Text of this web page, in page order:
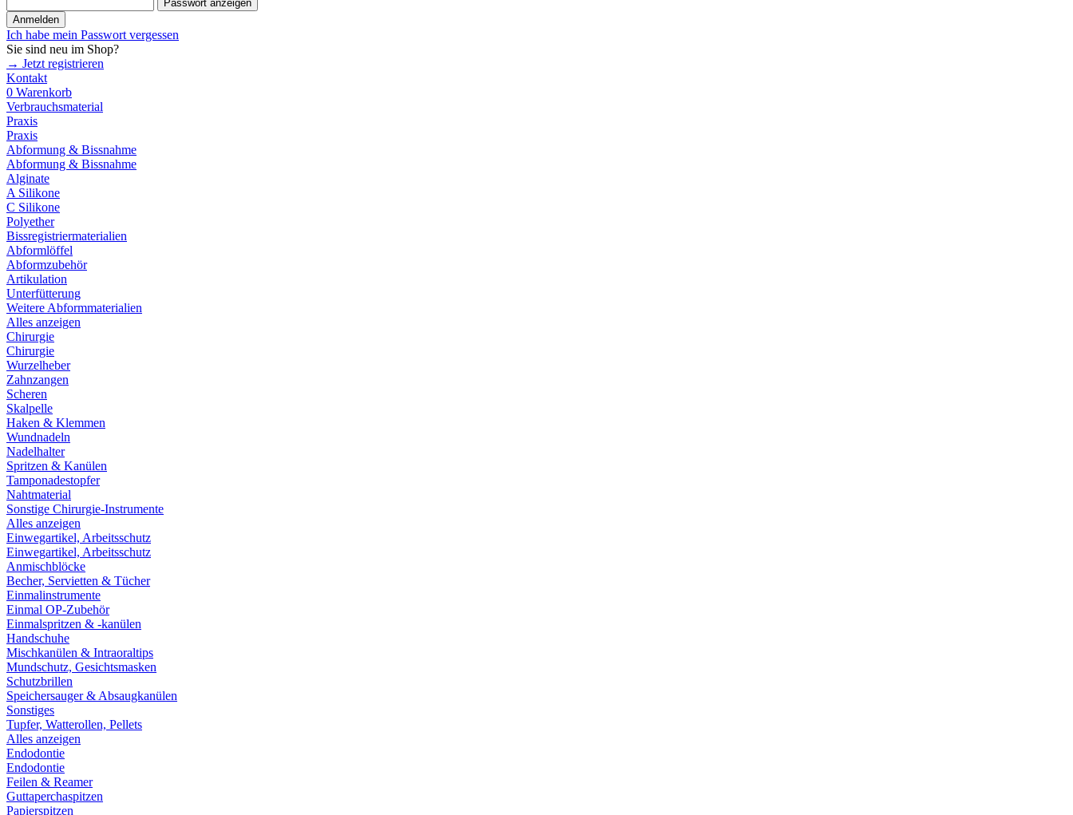
Passwort anzeigen
Anmelden
Ich habe mein Passwort vergessen
Sie sind neu im Shop?
→ Jetzt registrieren
Kontakt
0 Warenkorb
Verbrauchsmaterial
Praxis
Praxis
Abformung & Bissnahme
Abformung & Bissnahme
Alginate
A Silikone
C Silikone
Polyether
Bissregistriermaterialien
Abformlöffel
Abformzubehör
Artikulation
Unterfütterung
Weitere Abformmaterialien
Alles anzeigen
Chirurgie
Chirurgie
Wurzelheber
Zahnzangen
Scheren
Skalpelle
Haken & Klemmen
Wundnadeln
Nadelhalter
Spritzen & Kanülen
Tamponadestopfer
Nahtmaterial
Sonstige Chirurgie-Instrumente
Alles anzeigen
Einwegartikel, Arbeitsschutz
Einwegartikel, Arbeitsschutz
Anmischblöcke
Becher, Servietten & Tücher
Einmalinstrumente
Einmal OP-Zubehör
Einmalspritzen & -kanülen
Handschuhe
Mischkanülen & Intraoraltips
Mundschutz, Gesichtsmasken
Schutzbrillen
Speichersauger & Absaugkanülen
Sonstiges
Tupfer, Watterollen, Pellets
Alles anzeigen
Endodontie
Endodontie
Feilen & Reamer
Guttaperchaspitzen
Papierspitzen